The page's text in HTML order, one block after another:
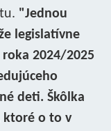
"Jednou
legislatívne
2024/2025
deti. Škôlka
ktoré o to v